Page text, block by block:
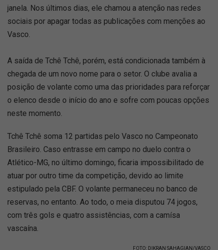
janela. Nos últimos dias, ele chamou a atenção nas redes
sociais por apagar todas as publicações com menções ao
Vasco.
A saída de Tchê Tchê, porém, está condicionada também à
chegada de um novo nome para o setor. O clube avalia a
posição de volante como uma das prioridades para reforçar
o elenco desde o início do ano e sofre com poucas opções
neste momento.
Tchê Tchê soma 12 partidas pelo Vasco no Campeonato
Brasileiro. Caso entrasse em campo no duelo contra o
Atlético-MG, no último domingo, ficaria impossibilitado de
atuar por outro time da competição, devido ao limite
estipulado pela CBF. O volante permaneceu no banco de
reservas, no entanto. Ao todo, o meia disputou 74 jogos,
com três gols e quatro assistências, com a camísa
vascaína.
FOTO: DIKRAN SAHAGIAN/VASCO